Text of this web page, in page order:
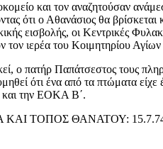
και τον αναζητούσαν
ότι ο Αθανάσιος θα
εισβολής, οι Κεντρικές
τον ιερέα του Κοιμητηρίου
ο πατήρ Παπάτσεστος τους
ότι ένα από τα πτώματα
την ΕΟΚΑ Β΄.
ΤΟΠΟΣ ΘΑΝΑΤΟΥ: